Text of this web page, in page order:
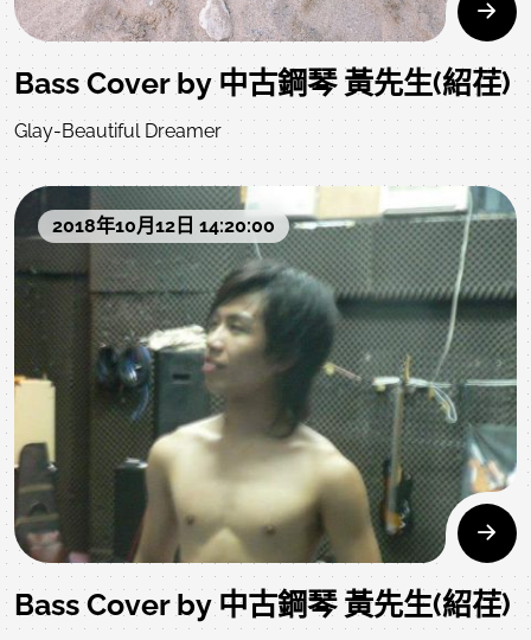
Bass Cover by 中古鋼琴 黃先生(紹荏)
Glay-Beautiful Dreamer
2018年10月12日 14:20:00
Bass Cover by 中古鋼琴 黃先生(紹荏)